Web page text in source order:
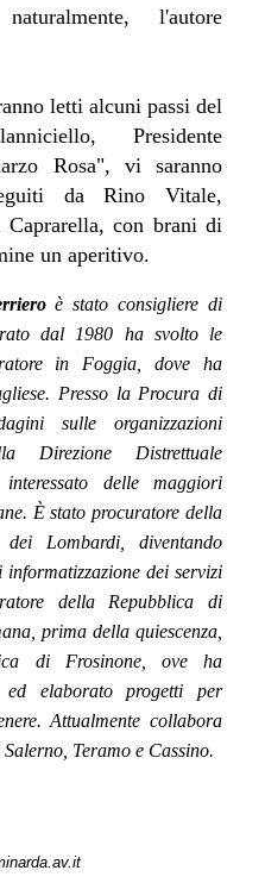
l'autore
letti alcuni passi del
Presidente
Rosa", vi saranno
da Rino Vitale,
con brani di
un aperitivo.
è stato consigliere di
dal 1980 ha svolto le
in Foggia, dove ha
Presso la Procura di
sulle organizzazioni
Direzione Distrettuale
delle maggiori
È stato procuratore della
dei Lombardi, diventando
dei servizi
della Repubblica di
prima della quiescenza,
di Frosinone, ove ha
elaborato progetti per
Attualmente collabora
Teramo e Cassino.